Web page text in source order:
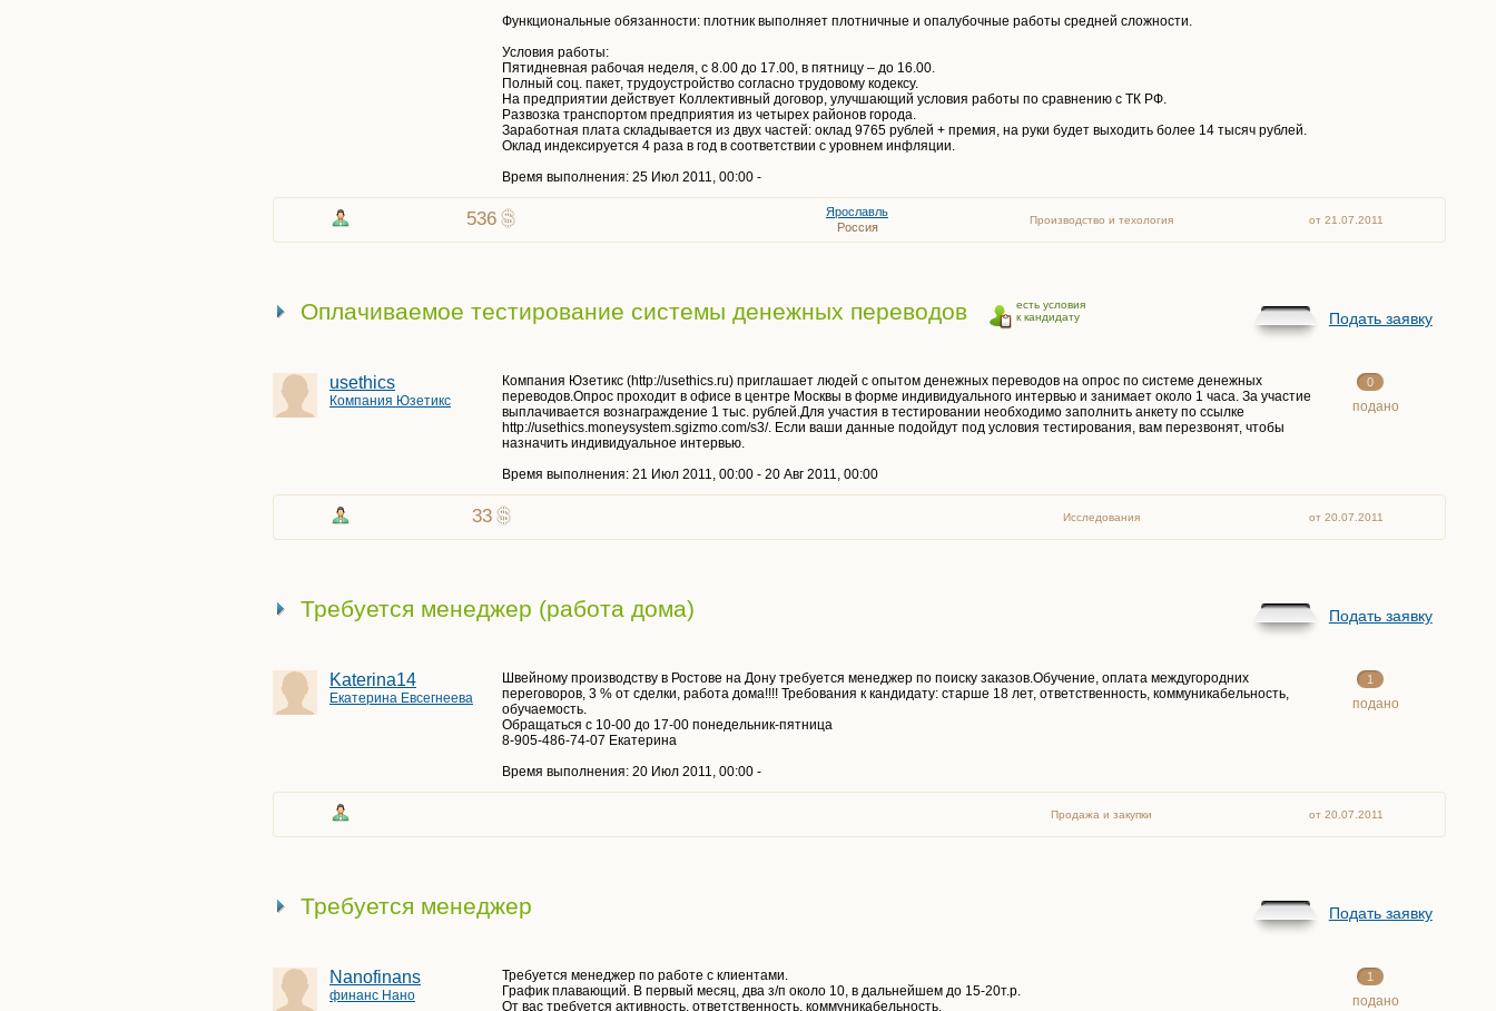
Функциональные обязанности: плотник выполняет плотничные и опалубочные работы средней сложности.
Условия работы:
Пятидневная рабочая неделя, с 8.00 до 17.00, в пятницу – до 16.00.
Полный соц. пакет, трудоустройство согласно трудовому кодексу.
На предприятии действует Коллективный договор, улучшающий условия работы по сравнению с ТК РФ.
Развозка транспортом предприятия из четырех районов города.
Заработная плата складывается из двух частей: оклад 9765 рублей + премия, на руки будет выходить более 14 тысяч рублей.
Оклад индексируется 4 раза в год в соответствии с уровнем инфляции.
Время выполнения: 25 Июл 2011, 00:00 -
536
Ярославль
Россия
Производство и техология от 21.07.2011
Оплачиваемое тестирование системы денежных переводов
есть условия
к кандидату
Подать заявку
usethics
Компания Юзетикс
Компания Юзетикс (http://usethics.ru) приглашает людей с опытом денежных переводов на опрос по системе денежных
переводов.Опрос проходит в офисе в центре Москвы в форме индивидуального интервью и занимает около 1 часа. За участие
выплачивается вознаграждение 1 тыс. рублей.Для участия в тестировании необходимо заполнить анкету по ссылке
http://usethics.moneysystem.sgizmo.com/s3/. Если ваши данные подойдут под условия тестирования, вам перезвонят, чтобы
назначить индивидуальное интервью.
Время выполнения: 21 Июл 2011, 00:00 - 20 Авг 2011, 00:00
0
подано
33 Исследования от 20.07.2011
Требуется менеджер (работа дома) Подать заявку
Katerina14
Екатерина Евсегнеева
Швейному производству в Ростове на Дону требуется менеджер по поиску заказов.Обучение, оплата междугородних
переговоров, 3 % от сделки, работа дома!!!! Требования к кандидату: старше 18 лет, ответственность, коммуникабельность,
обучаемость.
Обращаться с 10-00 до 17-00 понедельник-пятница
8-905-486-74-07 Екатерина
Время выполнения: 20 Июл 2011, 00:00 -
1
подано
Продажа и закупки от 20.07.2011
Требуется менеджер Подать заявку
Nanofinans
финанс Нано
Требуется менеджер по работе с клиентами.
График плавающий. В первый месяц, два з/п около 10, в дальнейшем до 15-20т.р.
От вас требуется активность, ответственность, коммуникабельность.
1
подано